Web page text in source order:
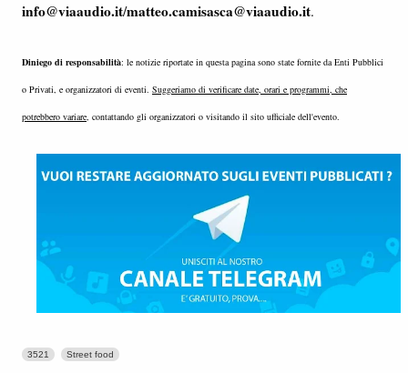
info@viaaudio.it/matteo.camisasca@viaaudio.it.
Diniego di responsabilità: le notizie riportate in questa pagina sono state fornite da Enti Pubblici
o Privati, e organizzatori di eventi. Suggeriamo di verificare date, orari e programmi, che
potrebbero variare, contattando gli organizzatori o visitando il sito ufficiale dell'evento.
3521 Street food